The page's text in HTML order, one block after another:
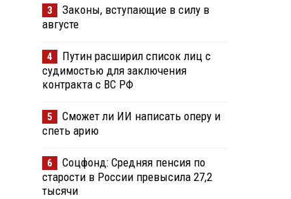
3
Законы, вступающие в силу в
августе
4
Путин расширил список лиц с
судимостью для заключения
контракта с ВС РФ
5
Сможет ли ИИ написать оперу и
спеть арию
6
Соцфонд: Средняя пенсия по
старости в России превысила 27,2
тысячи